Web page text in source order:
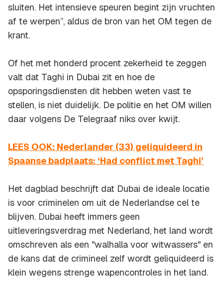
sluiten. Het intensieve speuren begint zijn vruchten
af te werpen”, aldus de bron van het OM tegen de
krant.
Of het met honderd procent zekerheid te zeggen
valt dat Taghi in Dubai zit en hoe de
opsporingsdiensten dit hebben weten vast te
stellen, is niet duidelijk. De politie en het OM willen
daar volgens De Telegraaf niks over kwijt.
LEES OOK: Nederlander (33) geliquideerd in
Spaanse badplaats: ‘Had conflict met Taghi’
Het dagblad beschrijft dat Dubai de ideale locatie
is voor criminelen om uit de Nederlandse cel te
blijven. Dubai heeft immers geen
uitleveringsverdrag met Nederland, het land wordt
omschreven als een "walhalla voor witwassers" en
de kans dat de crimineel zelf wordt geliquideerd is
klein wegens strenge wapencontroles in het land.